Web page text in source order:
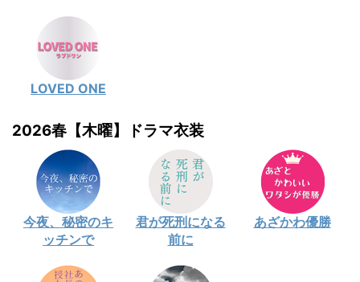
LOVED ONE
2026春【木曜】ドラマ衣装
今夜、秘密のキ
ッチンで
君が死刑になる
前に
あざかわ優勝